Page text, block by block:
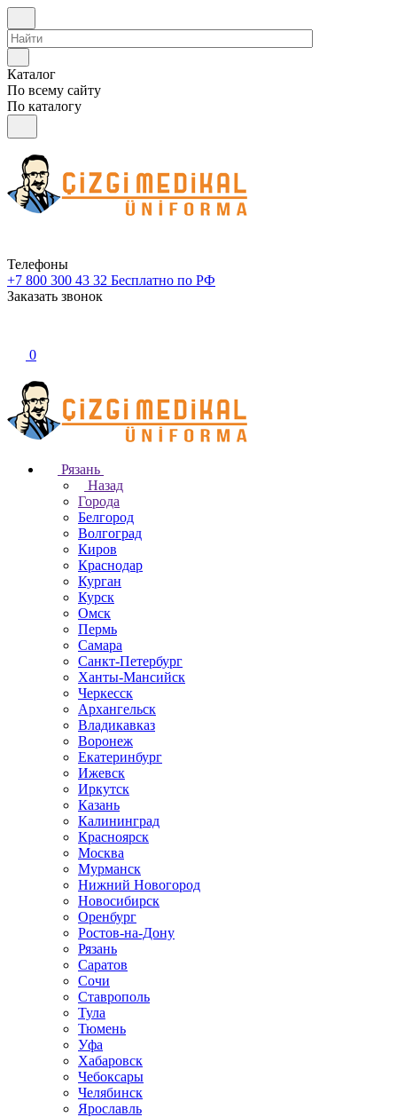
Каталог
По всему сайту
По каталогу
Телефоны
+7 800 300 43 32 Бесплатно по РФ
Заказать звонок
0
Рязань
Назад
Города
Белгород
Волгоград
Киров
Краснодар
Курган
Курск
Омск
Пермь
Самара
Санкт-Петербург
Ханты-Мансийск
Черкесск
Архангельск
Владикавказ
Воронеж
Екатеринбург
Ижевск
Иркутск
Казань
Калининград
Красноярск
Москва
Мурманск
Нижний Новогород
Новосибирск
Оренбург
Ростов-на-Дону
Рязань
Саратов
Сочи
Ставрополь
Тула
Тюмень
Уфа
Хабаровск
Чебоксары
Челябинск
Ярославль